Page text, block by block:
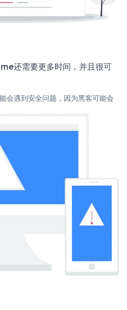
还需要更多时间，并且很可
会遇到安全问题，因为黑客可能会